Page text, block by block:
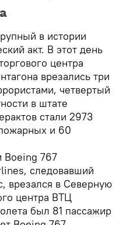
в истории
акт. В этот день
центра
врезались три
четвертый
в штате
стали 2973
и 60
Boeing 767
следовавший
врезался в Северную
центра ВТЦ
был 81 пассажир